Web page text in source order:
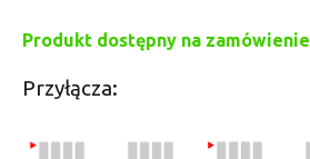
Produkt dostępny na zamówienie
Przyłącza: